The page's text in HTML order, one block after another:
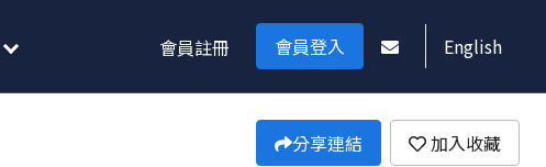
會員註冊 會員登入 English
分享連結
加入收藏